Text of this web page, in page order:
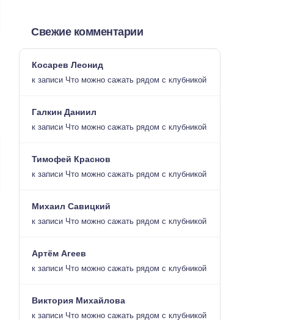
Свежие комментарии
Косарев Леонид
к записи Что можно сажать рядом с клубникой
Галкин Даниил
к записи Что можно сажать рядом с клубникой
Тимофей Краснов
к записи Что можно сажать рядом с клубникой
Михаил Савицкий
к записи Что можно сажать рядом с клубникой
Артём Агеев
к записи Что можно сажать рядом с клубникой
Виктория Михайлова
к записи Что можно сажать рядом с клубникой